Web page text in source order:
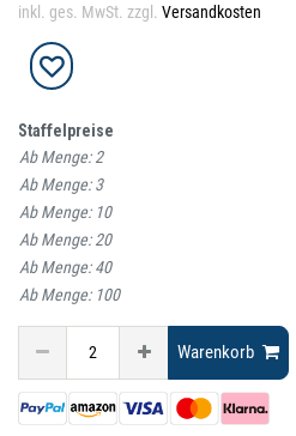
inkl. ges. MwSt. zzgl. Versandkosten
Staffelpreise
Ab Menge:2
Ab Menge:3
Ab Menge: 10
Ab Menge:20
Ab Menge:40
Ab Menge: 100
Warenkorb